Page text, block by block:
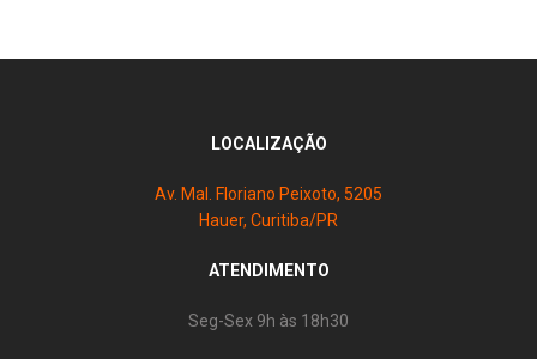
LOCALIZAÇÃO
Av. Mal. Floriano Peixoto, 5205
Hauer, Curitiba/PR
ATENDIMENTO
Seg-Sex 9h às 18h30